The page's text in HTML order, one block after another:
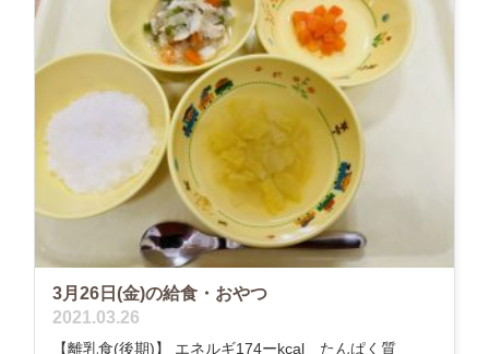
3月26日(金)の給食・おやつ
2021.03.26
【離乳食(後期)】 エネルギ174ーkcal たんぱく質